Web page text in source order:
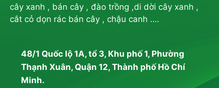
cây xanh , bán cây , đào trồng ,di dời cây xanh ,
cắt cỏ dọn rác bán cây , chậu canh ….
48/1 Quốc lộ 1A, tổ 3, Khu phố 1, Phường
Thạnh Xuân, Quận 12, Thành phố Hồ Chí
Minh.